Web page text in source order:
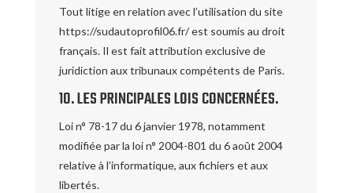
Tout litige en relation avec l’utilisation du site
https://sudautoprofil06.fr/ est soumis au droit
français. Il est fait attribution exclusive de
juridiction aux tribunaux compétents de Paris.
10. LES PRINCIPALES LOIS CONCERNÉES.
Loi n° 78-17 du 6 janvier 1978, notamment
modifiée par la loi n° 2004-801 du 6 août 2004
relative à l’informatique, aux fichiers et aux
libertés.